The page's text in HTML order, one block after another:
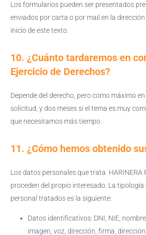
Los formularios pueden ser presentados
enviados por carta o por mail en la dirección
inicio de este texto.
10. ¿Cuánto tardaremos en
Ejercicio de Derechos?
Depende del derecho, pero como máximo
solicitud, y dos meses si el tema es muy
que necesitamos más tiempo.
11. ¿Cómo hemos obtenido
Los datos personales que trata HARINERA
proceden del propio interesado. La
personal tratados es la siguiente:
Datos identificativos: DNI, NIE,
imagen, voz, dirección, firma,